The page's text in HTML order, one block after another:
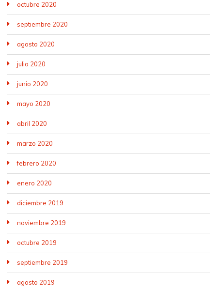
octubre 2020
septiembre 2020
agosto 2020
julio 2020
junio 2020
mayo 2020
abril 2020
marzo 2020
febrero 2020
enero 2020
diciembre 2019
noviembre 2019
octubre 2019
septiembre 2019
agosto 2019